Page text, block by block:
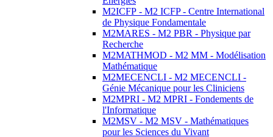
M2ICFP - M2 ICFP - Centre International
de Physique Fondamentale
M2MARES - M2 PBR - Physique par
Recherche
M2MATHMOD - M2 MM - Modélisation
Mathématique
M2MECENCLI - M2 MECENCLI -
Génie Mécanique pour les Cliniciens
M2MPRI - M2 MPRI - Fondements de
l'Informatique
M2MSV - M2 MSV - Mathématiques
pour les Sciences du Vivant